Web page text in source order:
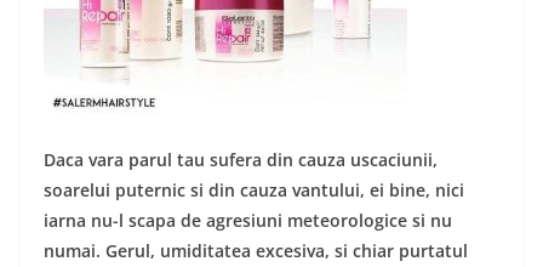
Daca vara parul tau sufera din cauza uscaciunii,
soarelui puternic si din cauza vantului, ei bine, nici
iarna nu-l scapa de agresiuni meteorologice si nu
numai. Gerul, umiditatea excesiva, si chiar purtatul